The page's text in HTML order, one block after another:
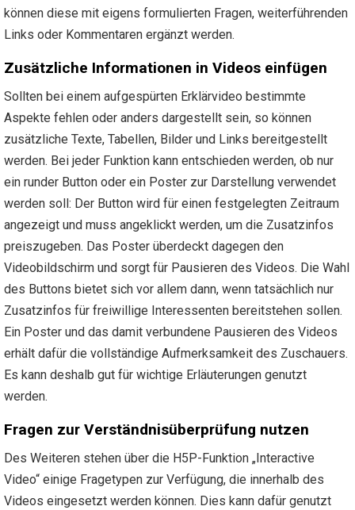
können diese mit eigens formulierten Fragen, weiterführenden
Links oder Kommentaren ergänzt werden.
Zusätzliche Informationen in Videos einfügen
Sollten bei einem aufgespürten Erklärvideo bestimmte
Aspekte fehlen oder anders dargestellt sein, so können
zusätzliche Texte, Tabellen, Bilder und Links bereitgestellt
werden. Bei jeder Funktion kann entschieden werden, ob nur
ein runder Button oder ein Poster zur Darstellung verwendet
werden soll: Der Button wird für einen festgelegten Zeitraum
angezeigt und muss angeklickt werden, um die Zusatzinfos
preiszugeben. Das Poster überdeckt dagegen den
Videobildschirm und sorgt für Pausieren des Videos. Die Wahl
des Buttons bietet sich vor allem dann, wenn tatsächlich nur
Zusatzinfos für freiwillige Interessenten bereitstehen sollen.
Ein Poster und das damit verbundene Pausieren des Videos
erhält dafür die vollständige Aufmerksamkeit des Zuschauers.
Es kann deshalb gut für wichtige Erläuterungen genutzt
werden.
Fragen zur Verständnisüberprüfung nutzen
Des Weiteren stehen über die H5P-Funktion „Interactive
Video“ einige Fragetypen zur Verfügung, die innerhalb des
Videos eingesetzt werden können. Dies kann dafür genutzt